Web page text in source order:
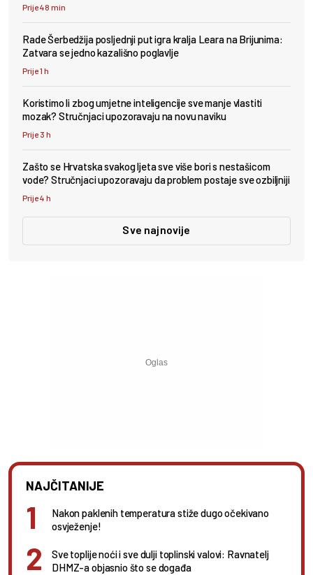
Prije 48 min
Rade Šerbedžija posljednji put igra kralja Leara na Brijunima:
Zatvara se jedno kazališno poglavlje
Prije 1 h
Koristimo li zbog umjetne inteligencije sve manje vlastiti
mozak? Stručnjaci upozoravaju na novu naviku
Prije 3 h
Zašto se Hrvatska svakog ljeta sve više bori s nestašicom
vode? Stručnjaci upozoravaju da problem postaje sve ozbiljniji
Prije 4 h
Sve najnovije
NAJČITANIJE
Nakon paklenih temperatura stiže dugo očekivano
osvježenje!
Sve toplije noći i sve dulji toplinski valovi: Ravnatelj
DHMZ-a objasnio što se događa